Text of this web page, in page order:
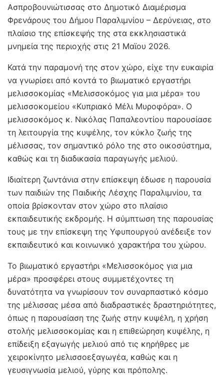
Ασπροβουνιώτισσας στο Δημοτικό Διαμέρισμα
Φρενάρους του Δήμου Παραλιμνίου – Δερύνειας, στο
πλαίσιο της επίσκεψής της στα εκκλησιαστικά
μνημεία της περιοχής στις 21 Μαϊου 2026.
Κατά την παραμονή της στον χώρο, είχε την ευκαιρία
να γνωρίσει από κοντά το βιωματικό εργαστήρι
μελισσοκομίας «Μελισσοκόμος για μια μέρα» του
μελισσοκομείου «Κυπριακό Μέλι Μυροφόρα». Ο
μελισσοκόμος κ. Νικόλας Παπαλεοντίου παρουσίασε
τη λειτουργία της κυψέλης, τον κύκλο ζωής της
μέλισσας, τον σημαντικό ρόλο της στο οικοσύστημα,
καθώς και τη διαδικασία παραγωγής μελιού.
Ιδιαίτερη ζωντάνια στην επίσκεψη έδωσε η παρουσία
των παιδιών της Παιδικής Λέσχης Παραλιμνίου, τα
οποία βρίσκονταν στον χώρο στο πλαίσιο
εκπαιδευτικής εκδρομής. Η σύμπτωση της παρουσίας
τους με την επίσκεψη της Υφυπουργού ανέδειξε τον
εκπαιδευτικό και κοινωνικό χαρακτήρα του χώρου.
Το βιωματικό εργαστήρι «Μελισσοκόμος για μια
μέρα» προσφέρει στους συμμετέχοντες τη
δυνατότητα να γνωρίσουν τον συναρπαστικό κόσμο
της μέλισσας μέσα από διαδραστικές δραστηριότητες,
όπως η παρουσίαση της ζωής στην κυψέλη, η χρήση
στολής μελισσοκομίας και η επιθεώρηση κυψέλης, η
επίδειξη εξαγωγής μελιού από τις κηρήθρες με
χειροκίνητο μελισσοεξαγωγέα, καθώς και η
γευσιγνωσία μελιού, γύρης και πρόπολης.